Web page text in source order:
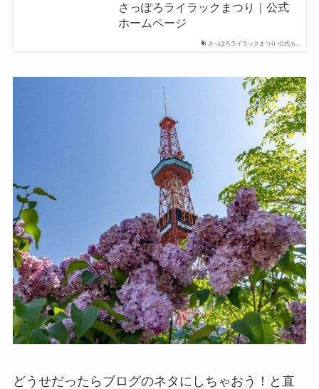
さっぽろライラックまつり 公式ホ...
さっぽろライラックまつり｜公式
ホームページ
どうせだったらブログのネタにしちゃおう！と直